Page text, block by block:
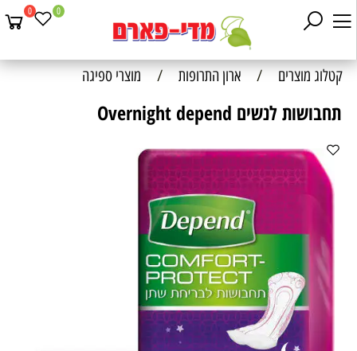
0 0
קטלוג מוצרים / ארון התרופות / מוצרי ספיגה
תחבושות לנשים Overnight depend